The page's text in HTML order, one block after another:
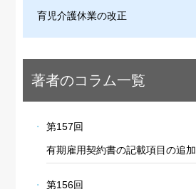
育児介護休業の改正
著者のコラム一覧
第157回
有期雇用契約書の記載項目の追加
第156回